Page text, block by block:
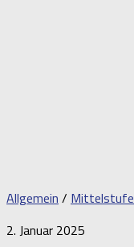
Allgemein / Mittelstufe
2. Januar 2025